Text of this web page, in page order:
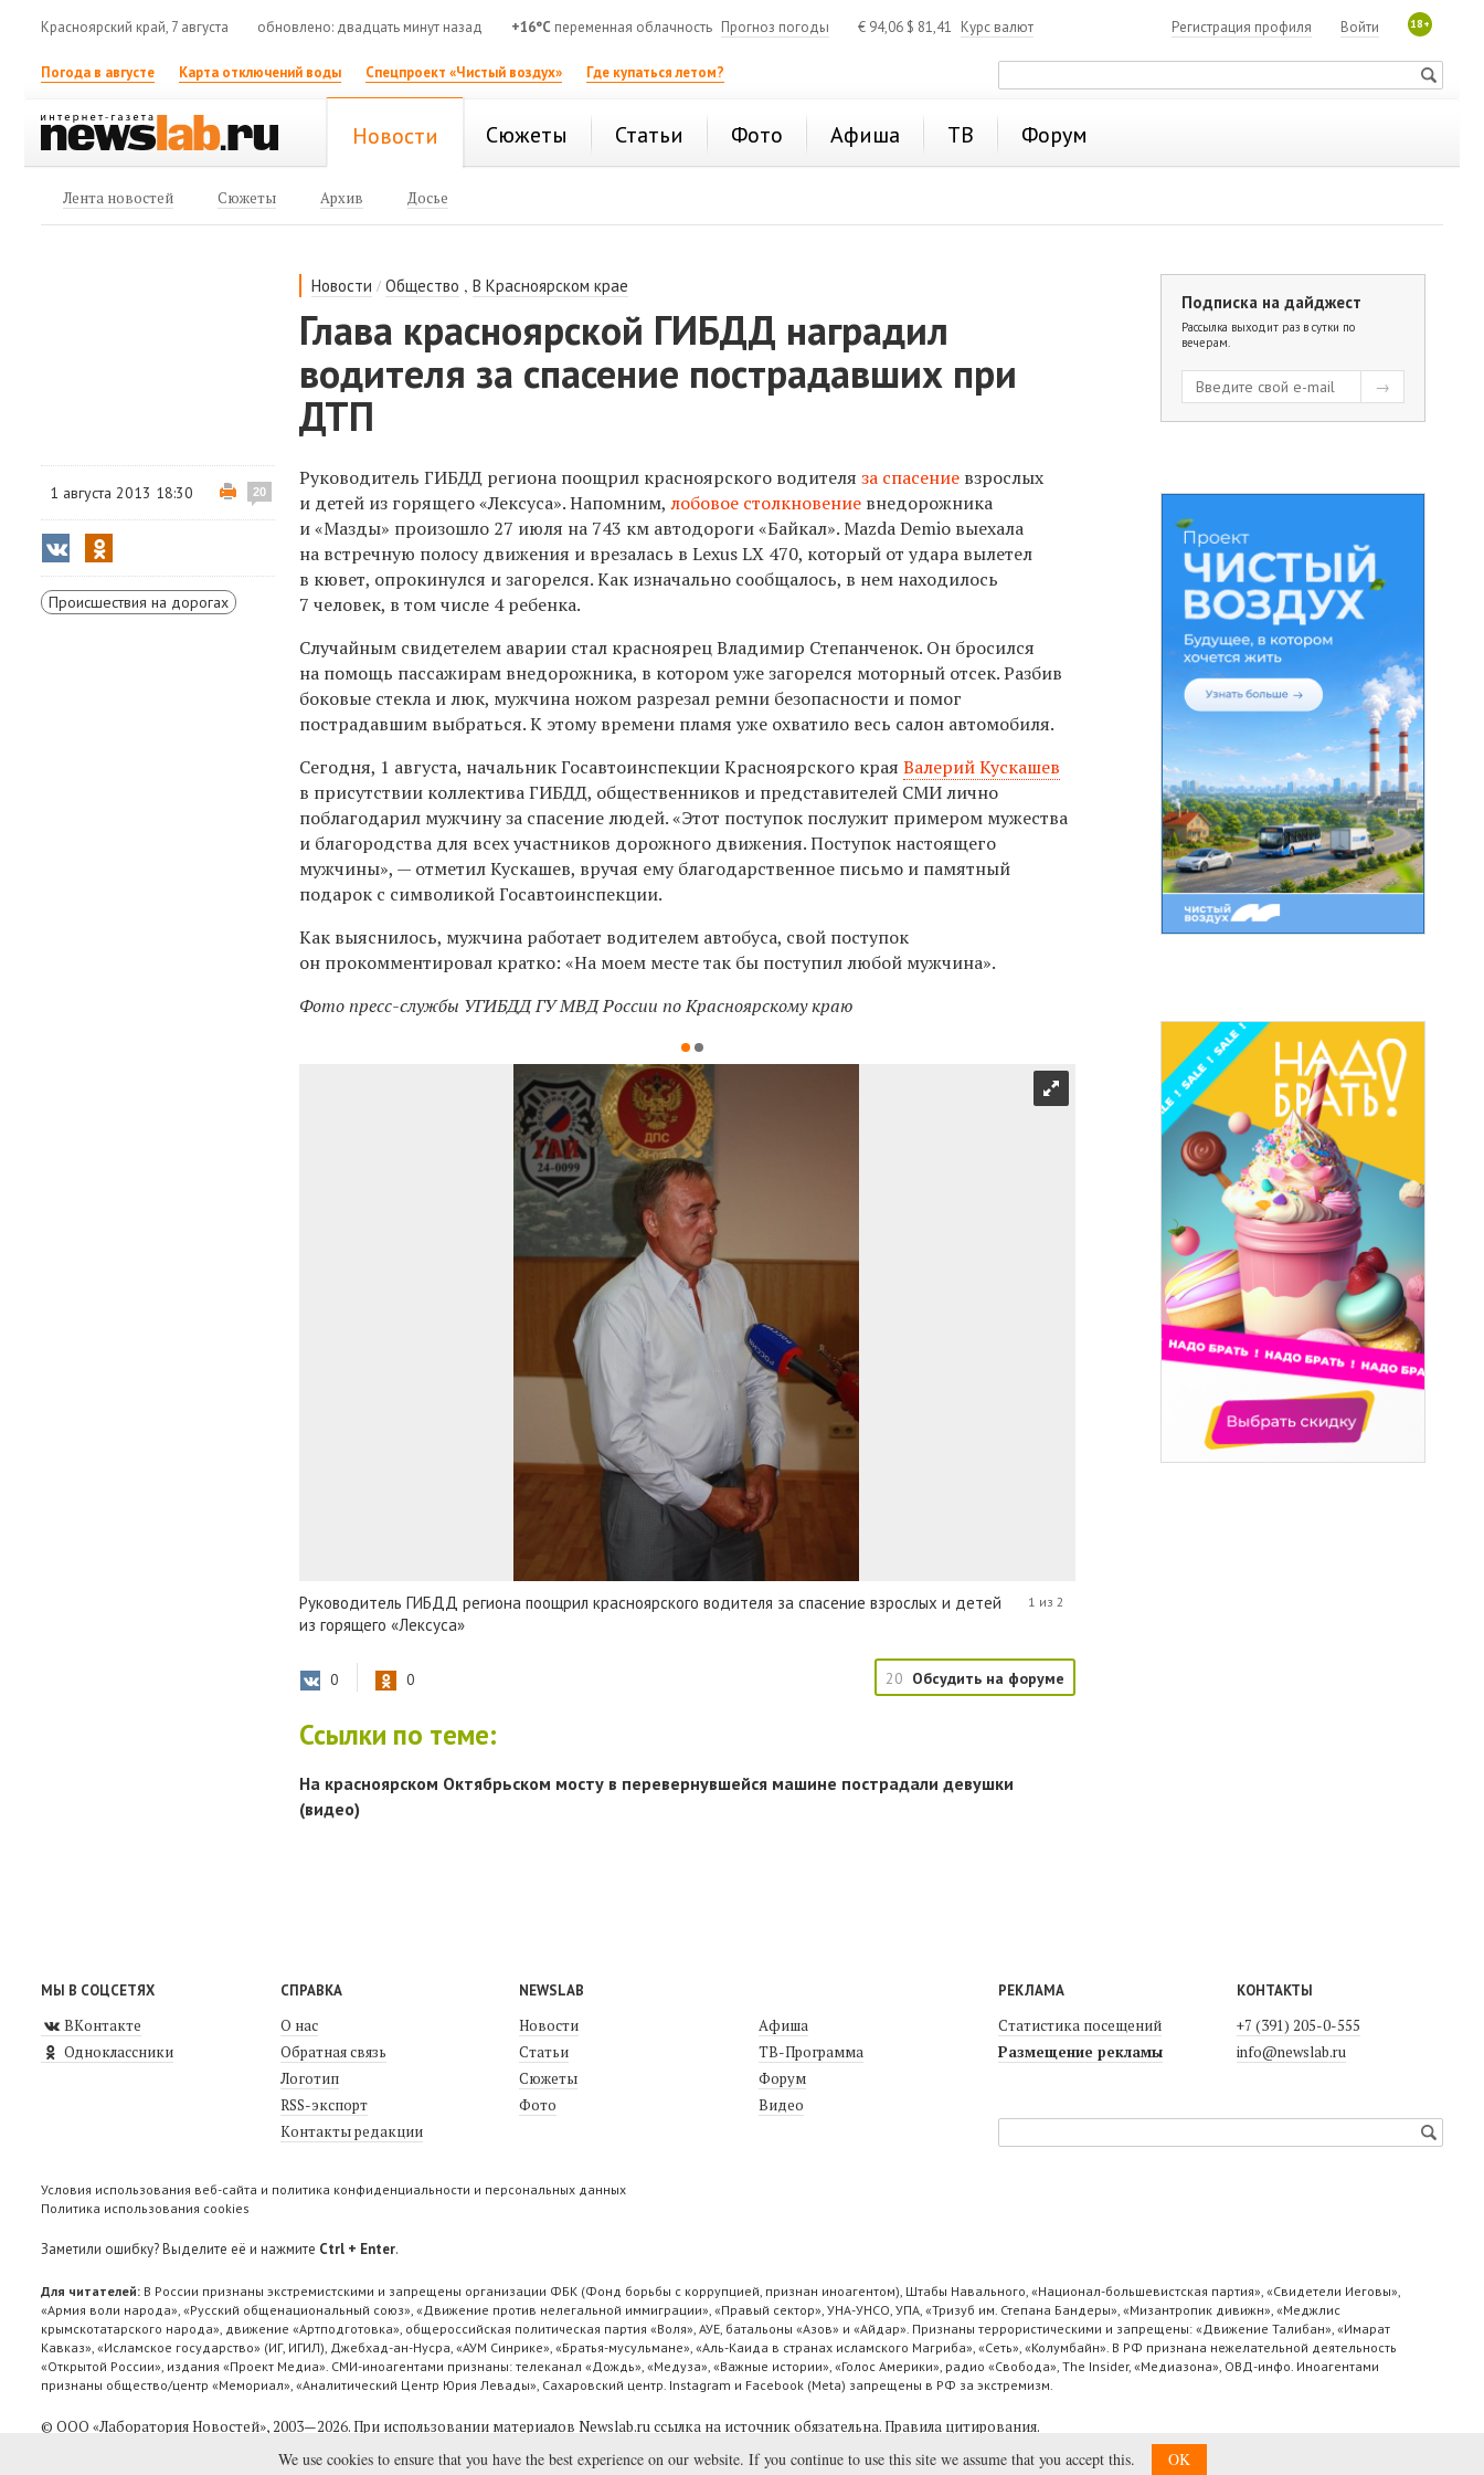
Красноярский край, 7 августа обновлено: двадцать минут назад +16°C переменная облачность Прогноз погоды € 94,06 $ 81,41 Курс валют 18+
Войти
Регистрация профиля
Погода в августе Карта отключений воды Спецпроект «Чистый воздух» Где купаться летом?
Новости Сюжеты Статьи Фото Афиша ТВ Форум
Лента новостей Сюжеты Архив Досье
Новости /Общество ,В Красноярском крае
Глава красноярской ГИБДД наградил
водителя за спасение пострадавших при
ДТП
1 августа 2013 18:30 20
Происшествия на дорогах
Руководитель ГИБДД региона поощрил красноярского водителяза спасение взрослых
и детей из горящего «Лексуса». Напомним,лобовое столкновение внедорожника
и «Мазды» произошло 27 июля на 743 км автодороги «Байкал». Mazda Demio выехала
на встречную полосу движения и врезалась в Lexus LX 470, который от удара вылетел
в кювет, опрокинулся и загорелся. Как изначально сообщалось, в нем находилось
7 человек, в том числе 4 ребенка.
Случайным свидетелем аварии стал красноярец Владимир Степанченок. Он бросился
на помощь пассажирам внедорожника, в котором уже загорелся моторный отсек. Разбив
боковые стекла и люк, мужчина ножом разрезал ремни безопасности и помог
пострадавшим выбраться. К этому времени пламя уже охватило весь салон автомобиля.
Сегодня, 1 августа, начальник Госавтоинспекции Красноярского краяВалерий Кускашев
в присутствии коллектива ГИБДД, общественников и представителей СМИ лично
поблагодарил мужчину за спасение людей. «Этот поступок послужит примером мужества
и благородства для всех участников дорожного движения. Поступок настоящего
мужчины», — отметил Кускашев, вручая ему благодарственное письмо и памятный
подарок с символикой Госавтоинспекции.
Как выяснилось, мужчина работает водителем автобуса, свой поступок
он прокомментировал кратко: «На моем месте так бы поступил любой мужчина».
Фото пресс-службы УГИБДД ГУ МВД России по Красноярскому краю
Руководитель ГИБДД региона поощрил красноярского водителя за спасение взрослых и детей
из горящего «Лексуса»
1 из 2
0 0 20 Обсудить на форуме
Ссылки по теме:
На красноярском Октябрьском мосту в перевернувшейся машине пострадали девушки
(видео)
Подписка на дайджест
Рассылка выходит раз в сутки по
вечерам.
МЫ В СОЦСЕТЯХ
ВКонтакте
Одноклассники
СПРАВКА
О нас
Обратная связь
Логотип
RSS-экспорт
Контакты редакции
NEWSLAB
Новости
Статьи
Сюжеты
Фото
Афиша
ТВ-Программа
Форум
Видео
РЕКЛАМА
Статистика посещений
Размещение рекламы
КОНТАКТЫ
+7 (391) 205-0-555
info@newslab.ru
Условия использования веб-сайта и политика конфиденциальности и персональных данных
Политика использования cookies
Заметили ошибку? Выделите её и нажмите Ctrl + Enter.
Для читателей: В России признаны экстремистскими и запрещены организации ФБК (Фонд борьбы с коррупцией, признан иноагентом), Штабы Навального, «Национал-большевистская партия», «Свидетели Иеговы»,
«Армия воли народа», «Русский общенациональный союз», «Движение против нелегальной иммиграции», «Правый сектор», УНА-УНСО, УПА, «Тризуб им. Степана Бандеры», «Мизантропик дивижн», «Меджлис
крымскотатарского народа», движение «Артподготовка», общероссийская политическая партия «Воля», АУЕ, батальоны «Азов» и «Айдар». Признаны террористическими и запрещены: «Движение Талибан», «Имарат
Кавказ», «Исламское государство» (ИГ, ИГИЛ), Джебхад-ан-Нусра, «АУМ Синрике», «Братья-мусульмане», «Аль-Каида в странах исламского Магриба», «Сеть», «Колумбайн». В РФ признана нежелательной деятельность
«Открытой России», издания «Проект Медиа». СМИ-иноагентами признаны: телеканал «Дождь», «Медуза», «Важные истории», «Голос Америки», радио «Свобода», The Insider, «Медиазона», ОВД-инфо. Иноагентами
признаны общество/центр «Мемориал», «Аналитический Центр Юрия Левады», Сахаровский центр. Instagram и Facebook (Metа) запрещены в РФ за экстремизм.
© ООО «Лаборатория Новоcтей», 2003—2026.При использовании материалов Newslab.ru ссылка на источник обязательна.Правила цитирования.
We use cookies to ensure that you have the best experience on our website. If you continue to use this site we assume that you accept this. OK